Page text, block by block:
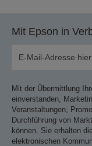
Mit Epson in
Mit der Übermittlung
einverstanden,
Veranstaltungen,
Durchführung von
können. Sie erhalten
elektronischen